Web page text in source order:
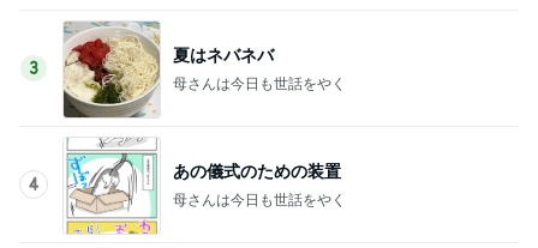
3
夏はネバネバ
母さんは今日も世話をやく
4
あの儀式のための装置
母さんは今日も世話をやく